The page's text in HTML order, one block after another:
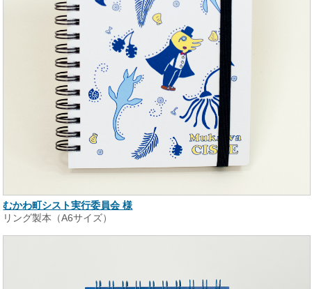
むかわ町シスト実行委員会 様
リング製本（A6サイズ）